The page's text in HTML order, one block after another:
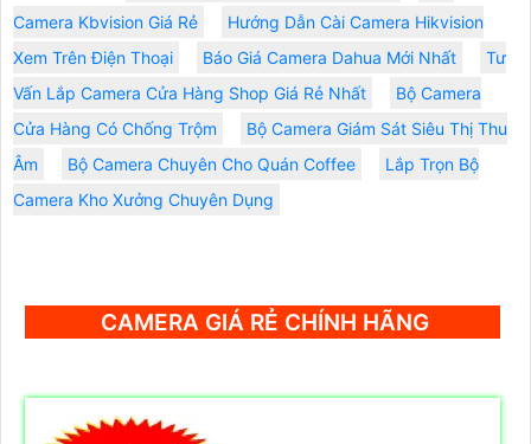
Camera Kbvision Giá Rẻ
Hướng Dẫn Cài Camera Hikvision
Xem Trên Điện Thoại
Báo Giá Camera Dahua Mới Nhất
Tư
Vấn Lắp Camera Cửa Hàng Shop Giá Rẻ Nhất
Bộ Camera
Cửa Hàng Có Chống Trộm
Bộ Camera Giám Sát Siêu Thị Thu
Âm
Bộ Camera Chuyên Cho Quán Coffee
Lắp Trọn Bộ
Camera Kho Xưởng Chuyên Dụng
CAMERA GIÁ RẺ CHÍNH HÃNG